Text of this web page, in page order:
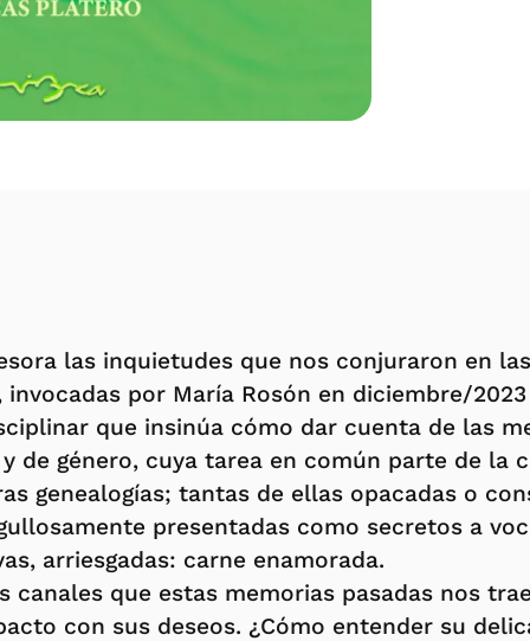
las inquietudes que nos conjuraron en
invocadas por María Rosón en diciembre/
que insinúa cómo dar cuenta de las
de género, cuya tarea en común parte de la
genealogías; tantas de ellas opacadas o
presentadas como secretos a
arriesgadas: carne enamorada.
canales que estas memorias pasadas nos
con sus deseos. ¿Cómo entender su